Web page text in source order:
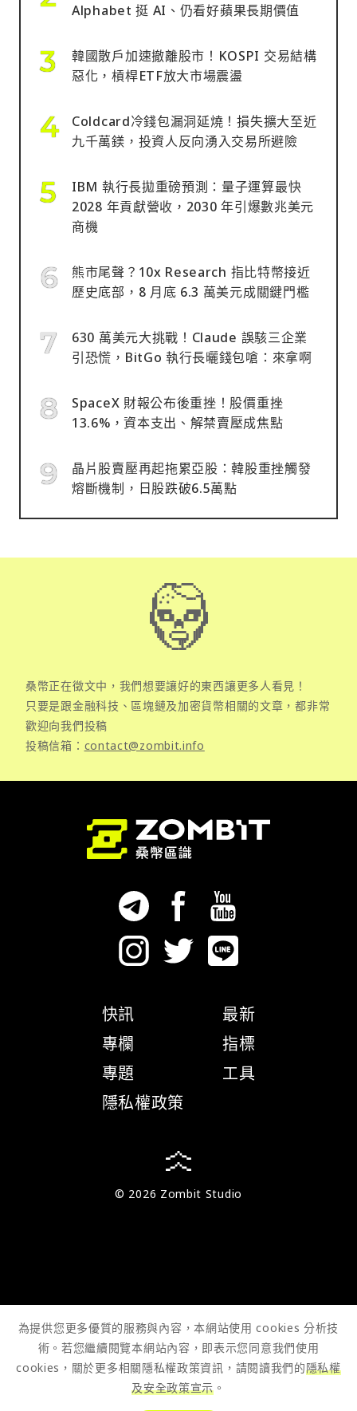
Alphabet 挺 AI、仍看好蘋果長期價值
韓國散戶加速撤離股市！KOSPI 交易結構
惡化，槓桿ETF放大市場震盪
Coldcard冷錢包漏洞延燒！損失擴大至近
九千萬鎂，投資人反向湧入交易所避險
IBM 執行長拋重磅預測：量子運算最快
2028 年貢獻營收，2030 年引爆數兆美元
商機
熊市尾聲？10x Research 指比特幣接近
歷史底部，8 月底 6.3 萬美元成關鍵門檻
630 萬美元大挑戰！Claude 誤駭三企業
引恐慌，BitGo 執行長曬錢包嗆：來拿啊
SpaceX 財報公布後重挫！股價重挫
13.6%，資本支出、解禁賣壓成焦點
晶片股賣壓再起拖累亞股：韓股重挫觸發
熔斷機制，日股跌破6.5萬點
桑幣正在徵文中，我們想要讓好的東西讓更多人看見！
只要是跟金融科技、區塊鏈及加密貨幣相關的文章，都非常
歡迎向我們投稿
投稿信箱： contact@zombit.info
快訊
專欄
專題
隱私權政策
最新
指標
工具
© 2026 Zombit Studio
為提供您更多優質的服務與內容，本網站使用 cookies 分析技
術。若您繼續閱覽本網站內容，即表示您同意我們使用
cookies，關於更多相關隱私權政策資訊，請閱讀我們的隱私權
及安全政策宣示 。